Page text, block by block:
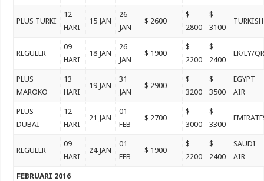
PLUS TURKI
12
HARI
15 JAN
26
JAN
$ 2600
$
2800
$
3100
TURKISH
REGULER
09
HARI
18 JAN
26
JAN
$ 1900
$
2200
$
2400
EK/EY/
PLUS
MAROKO
13
HARI
19 JAN
31
JAN
$ 2900
$
3200
$
3500
EGYPT
AIR
PLUS
DUBAI
12
HARI
21 JAN
01
FEB
$ 2700
$
3000
$
3300
REGULER
09
HARI
24 JAN
01
FEB
$ 1900
$
2200
$
2400
SAUDI
AIR
FEBRUARI 2016